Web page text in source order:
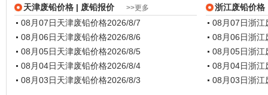
天津废铅价格 | 废铅报价 >>更多
08月07日天津废铅价格2026/8/7
08月06日天津废铅价格2026/8/6
08月05日天津废铅价格2026/8/5
08月04日天津废铅价格2026/8/4
08月03日天津废铅价格2026/8/3
浙江废铅价格
08月07日浙江
08月06日浙江
08月05日浙江
08月04日浙江
08月03日浙江